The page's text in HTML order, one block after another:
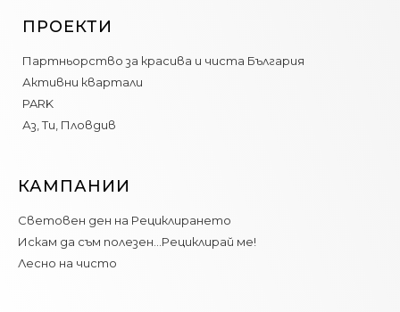
ПРОЕКТИ
Партньорство за красива и чиста България
Активни квартали
PARK
Аз, Ти, Пловдив
КАМПАНИИ
Световен ден на Рециклирането
Искам да съм полезен…Рециклирай ме!
Лесно на чисто